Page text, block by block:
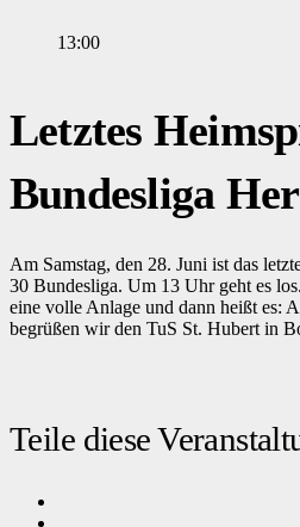
13:00
Letztes
Bundesliga
Am Samstag, den 28. Juni ist das
30 Bundesliga. Um 13 Uhr geht es
eine volle Anlage und dann heißt es:
begrüßen wir den TuS St. Hubert in
Teile diese